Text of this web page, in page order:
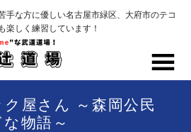
手な方に優しい名古屋市緑区、大府市のテコ
楽しく練習しています！
屋さん ～森岡公民
物語～